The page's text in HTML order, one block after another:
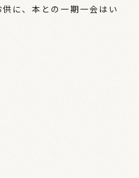
に、本との一期一会はい